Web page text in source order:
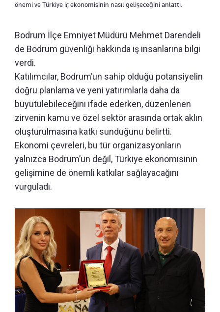
önemi ve Türkiye iç ekonomisinin nasıl gelişeceğini anlattı.
Bodrum İlçe Emniyet Müdürü Mehmet Darendeli
de Bodrum güvenliği hakkında iş insanlarına bilgi
verdi.
Katılımcılar, Bodrum’un sahip olduğu potansiyelin
doğru planlama ve yeni yatırımlarla daha da
büyütülebileceğini ifade ederken, düzenlenen
zirvenin kamu ve özel sektör arasında ortak aklın
oluşturulmasına katkı sunduğunu belirtti.
Ekonomi çevreleri, bu tür organizasyonların
yalnızca Bodrum’un değil, Türkiye ekonomisinin
gelişimine de önemli katkılar sağlayacağını
vurguladı.